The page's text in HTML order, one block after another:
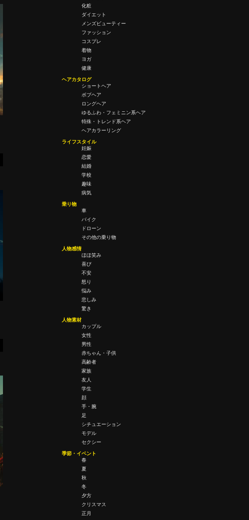
化粧
ダイエット
メンズビューティー
ファッション
コスプレ
着物
ヨガ
健康
ヘアカタログ
ショートヘア
ボブヘア
ロングヘア
ゆるふわ・フェミニン系ヘア
特殊・トレンド系ヘア
ヘアカラーリング
ライフスタイル
妊娠
恋愛
結婚
学校
趣味
病気
乗り物
車
バイク
ドローン
その他の乗り物
人物感情
ほほ笑み
喜び
不安
怒り
悩み
悲しみ
驚き
人物素材
カップル
女性
男性
赤ちゃん・子供
高齢者
家族
友人
学生
顔
手・腕
足
シチュエーション
モデル
セクシー
季節・イベント
春
夏
秋
冬
夕方
クリスマス
正月